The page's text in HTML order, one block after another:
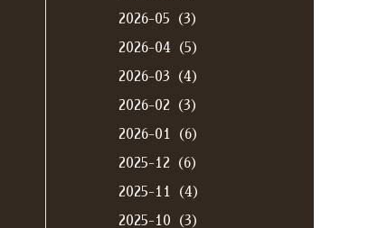
2026-05（3）
2026-04（5）
2026-03（4）
2026-02（3）
2026-01（6）
2025-12（6）
2025-11（4）
2025-10（3）